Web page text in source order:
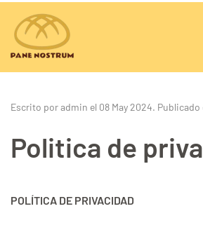
Escrito por admin el 08 May 2024. Publicado
Politica de
POLÍTICA DE PRIVACIDAD